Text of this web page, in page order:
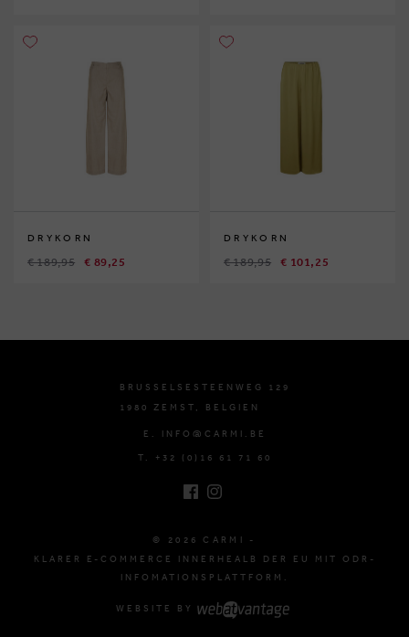
DRYKORN
€ 189,95 € 89,25
DRYKORN
€ 189,95 € 101,25
BRUSSELSESTEENWEG 129
1980 ZEMST, BELGIEN
E. INFO@CARMI.BE
T. +32 (0)16 61 71 60
© 2026 CARMI -
KLARER E-COMMERCE INNERHEALB DER EU MIT ODR-
INFOMATIONSPLATTFORM.
WEBSITE BY